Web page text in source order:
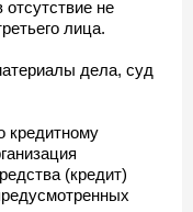
не
лица.
дела, суд
кредитному
(кредит)